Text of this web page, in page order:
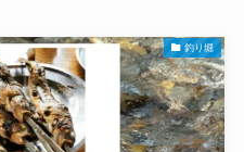
釣り堀